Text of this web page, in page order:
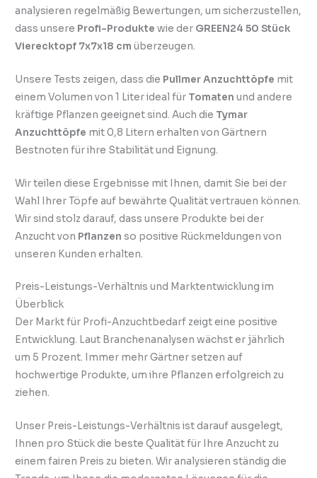
analysieren regelmäßig Bewertungen, um sicherzustellen,
dass unsere Profi-Produkte wie der GREEN24 50 Stück
Vierecktopf 7x7x18 cm überzeugen.
Unsere Tests zeigen, dass die Pullmer Anzuchttöpfe mit
einem Volumen von 1 Liter ideal für Tomaten und andere
kräftige Pflanzen geeignet sind. Auch die Tymar
Anzuchttöpfe mit 0,8 Litern erhalten von Gärtnern
Bestnoten für ihre Stabilität und Eignung.
Wir teilen diese Ergebnisse mit Ihnen, damit Sie bei der
Wahl Ihrer Töpfe auf bewährte Qualität vertrauen können.
Wir sind stolz darauf, dass unsere Produkte bei der
Anzucht von Pflanzen so positive Rückmeldungen von
unseren Kunden erhalten.
Preis-Leistungs-Verhältnis und Marktentwicklung im
Überblick
Der Markt für Profi-Anzuchtbedarf zeigt eine positive
Entwicklung. Laut Branchenanalysen wächst er jährlich
um 5 Prozent. Immer mehr Gärtner setzen auf
hochwertige Produkte, um ihre Pflanzen erfolgreich zu
ziehen.
Unser Preis-Leistungs-Verhältnis ist darauf ausgelegt,
Ihnen pro Stück die beste Qualität für Ihre Anzucht zu
einem fairen Preis zu bieten. Wir analysieren ständig die